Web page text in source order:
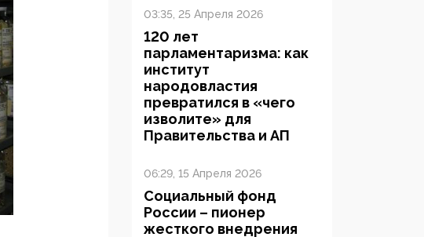
03:35, 25 Апреля 2026
120 лет
парламентаризма: как
институт
народовластия
превратился в «чего
изволите» для
Правительства и АП
06:29, 15 Апреля 2026
Социальный фонд
России – пионер
жесткого внедрения